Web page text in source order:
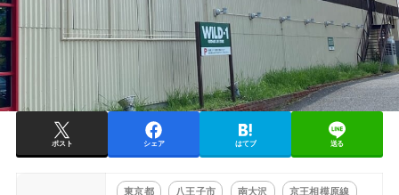
ポスト シェア はてブ 送る
東京都 八王子市 南大沢 京王相模原線